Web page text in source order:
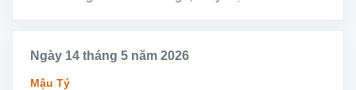
Ngày 14 tháng 5 năm 2026
Mậu Tý